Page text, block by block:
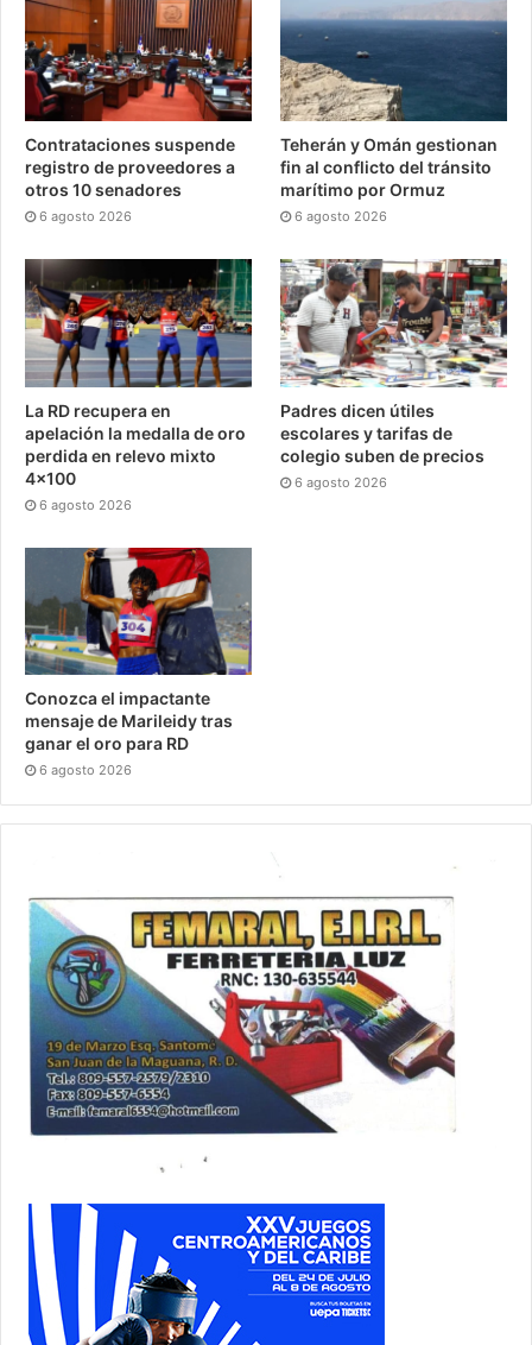
Contrataciones suspende
registro de proveedores a
otros 10 senadores
6 agosto 2026
Teherán y Omán gestionan
fin al conflicto del tránsito
marítimo por Ormuz
6 agosto 2026
La RD recupera en
apelación la medalla de oro
perdida en relevo mixto
4×100
6 agosto 2026
Padres dicen útiles
escolares y tarifas de
colegio suben de precios
6 agosto 2026
Conozca el impactante
mensaje de Marileidy tras
ganar el oro para RD
6 agosto 2026